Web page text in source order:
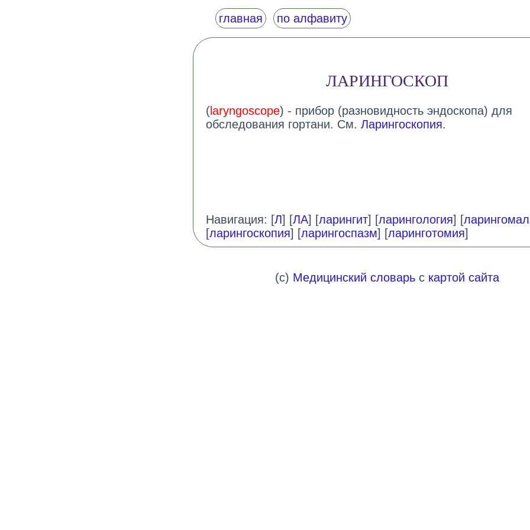
главная по алфавиту
ЛАРИНГОСКОП
(laryngoscope) - прибор (разновидность эндоскопа) для
обследования гортани. См. Ларингоскопия.
Навигация: [Л] [ЛА] [ларингит] [ларингология] [
[ларингоскопия] [ларингоспазм] [ларинготомия]
(c) Медицинский словарьс картой сайта